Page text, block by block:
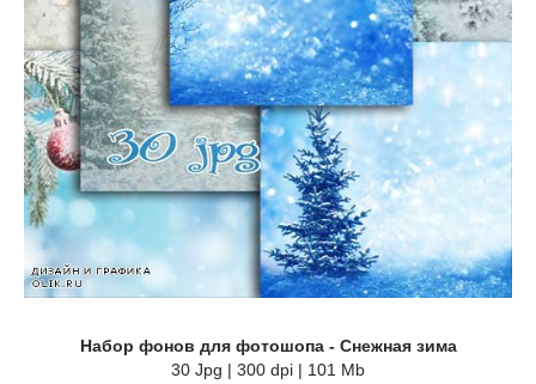
Набор фонов для фотошопа - Снежная зима
30 Jpg | 300 dpi | 101 Mb